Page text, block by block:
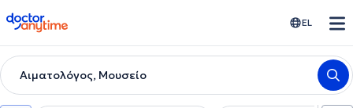
doctoranytime EL
Αιματολόγος, Μουσείο